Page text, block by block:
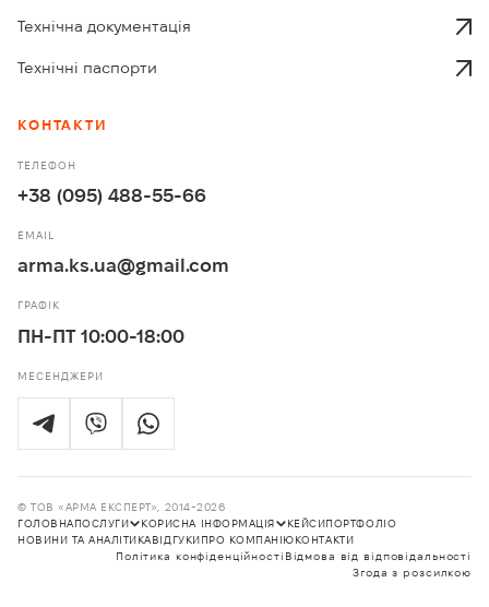
Технічна документація
Технічні паспорти
КОНТАКТИ
ТЕЛЕФОН
+38 (095) 488-55-66
EMAIL
arma.ks.ua@gmail.com
ГРАФІК
ПН-ПТ 10:00-18:00
МЕСЕНДЖЕРИ
© ТОВ «АРМА ЕКСПЕРТ», 2014-2026
ГОЛОВНАПОСЛУГИ КОРИСНА ІНФОРМАЦІЯ КЕЙСИПОРТФОЛІО
НОВИНИ ТА АНАЛІТИКАВІДГУКИПРО КОМПАНІЮКОНТАКТИ
Політика конфіденційності Відмова від відповідальності
Згода з розсилкою